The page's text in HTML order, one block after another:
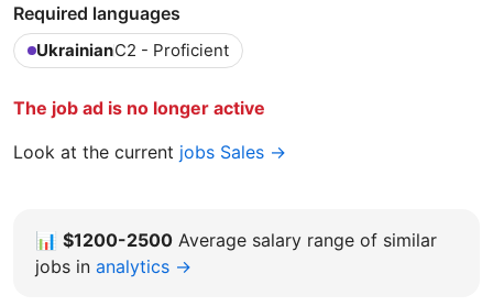
Required languages
UkrainianC2 - Proficient
The job ad is no longer active
Look at the current jobs Sales →
📊 $1200-2500 Average salary range of similar
jobs in analytics →